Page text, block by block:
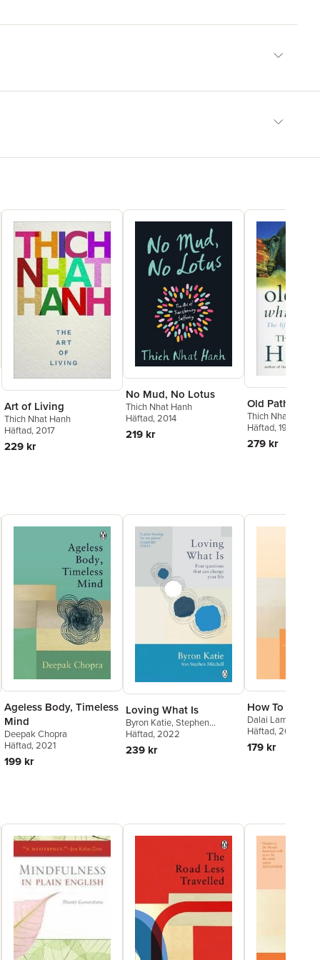
Art of Living
Thich Nhat Hanh
Häftad, 2017
229 kr
No Mud, No Lotus
Thich Nhat Hanh
Häftad, 2014
219 kr
Old Path
Thich Nhat Hanh
Häftad, 1992
279 kr
Ageless Body, Timeless
Mind
Deepak Chopra
Häftad, 2021
199 kr
Loving What Is
Byron Katie,Stephen
Mitchell
Häftad, 2022
239 kr
How To
Dalai Lama
Häftad, 2021
179 kr